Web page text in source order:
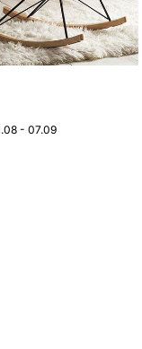
- 07.09